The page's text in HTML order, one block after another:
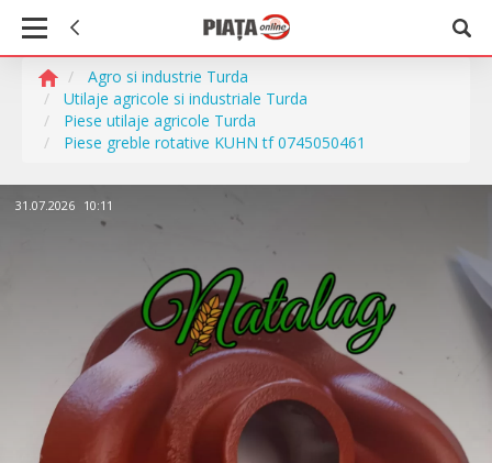
Agro si industrie Turda
Utilaje agricole si industriale Turda
Piese utilaje agricole Turda
Piese greble rotative KUHN tf 0745050461
31.07.2026 10:11